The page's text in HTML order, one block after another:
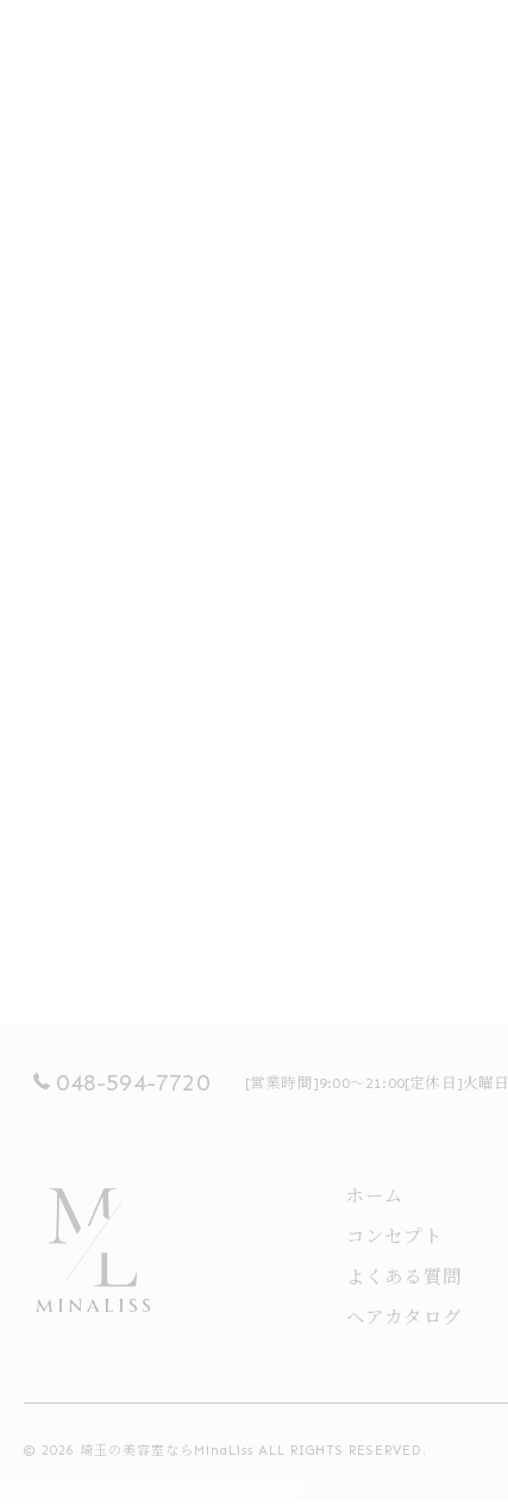
048-594-7720 [営業時間]9:00～21:00[定休日]火曜日
ホーム
コンセプト
よくある質問
ヘアカタログ
© 2026 埼玉の美容室ならMinaLiss ALL RIGHTS RESERVED.